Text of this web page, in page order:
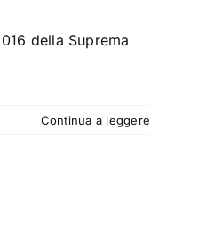
della Suprema
Continua a leggere